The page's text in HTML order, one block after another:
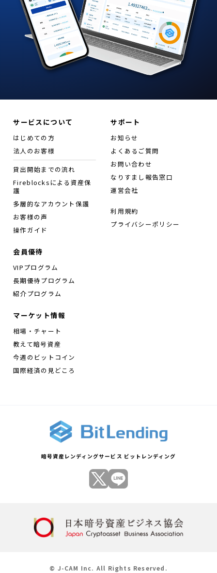
サービスについて
はじめての方
法人のお客様
貸出開始までの流れ
Fireblocksによる資産保
護
多層的なアカウント保護
お客様の声
操作ガイド
会員優待
VIPプログラム
長期優待プログラム
紹介プログラム
マーケット情報
相場・チャート
教えて暗号資産
今週のビットコイン
国際経済の見どころ
サポート
お知らせ
よくあるご質問
お問い合わせ
なりすまし報告窓口
運営会社
利用規約
プライバシーポリシー
暗号資産レンディングサービス ビットレンディング
© J-CAM Inc. All Rights Reserved.